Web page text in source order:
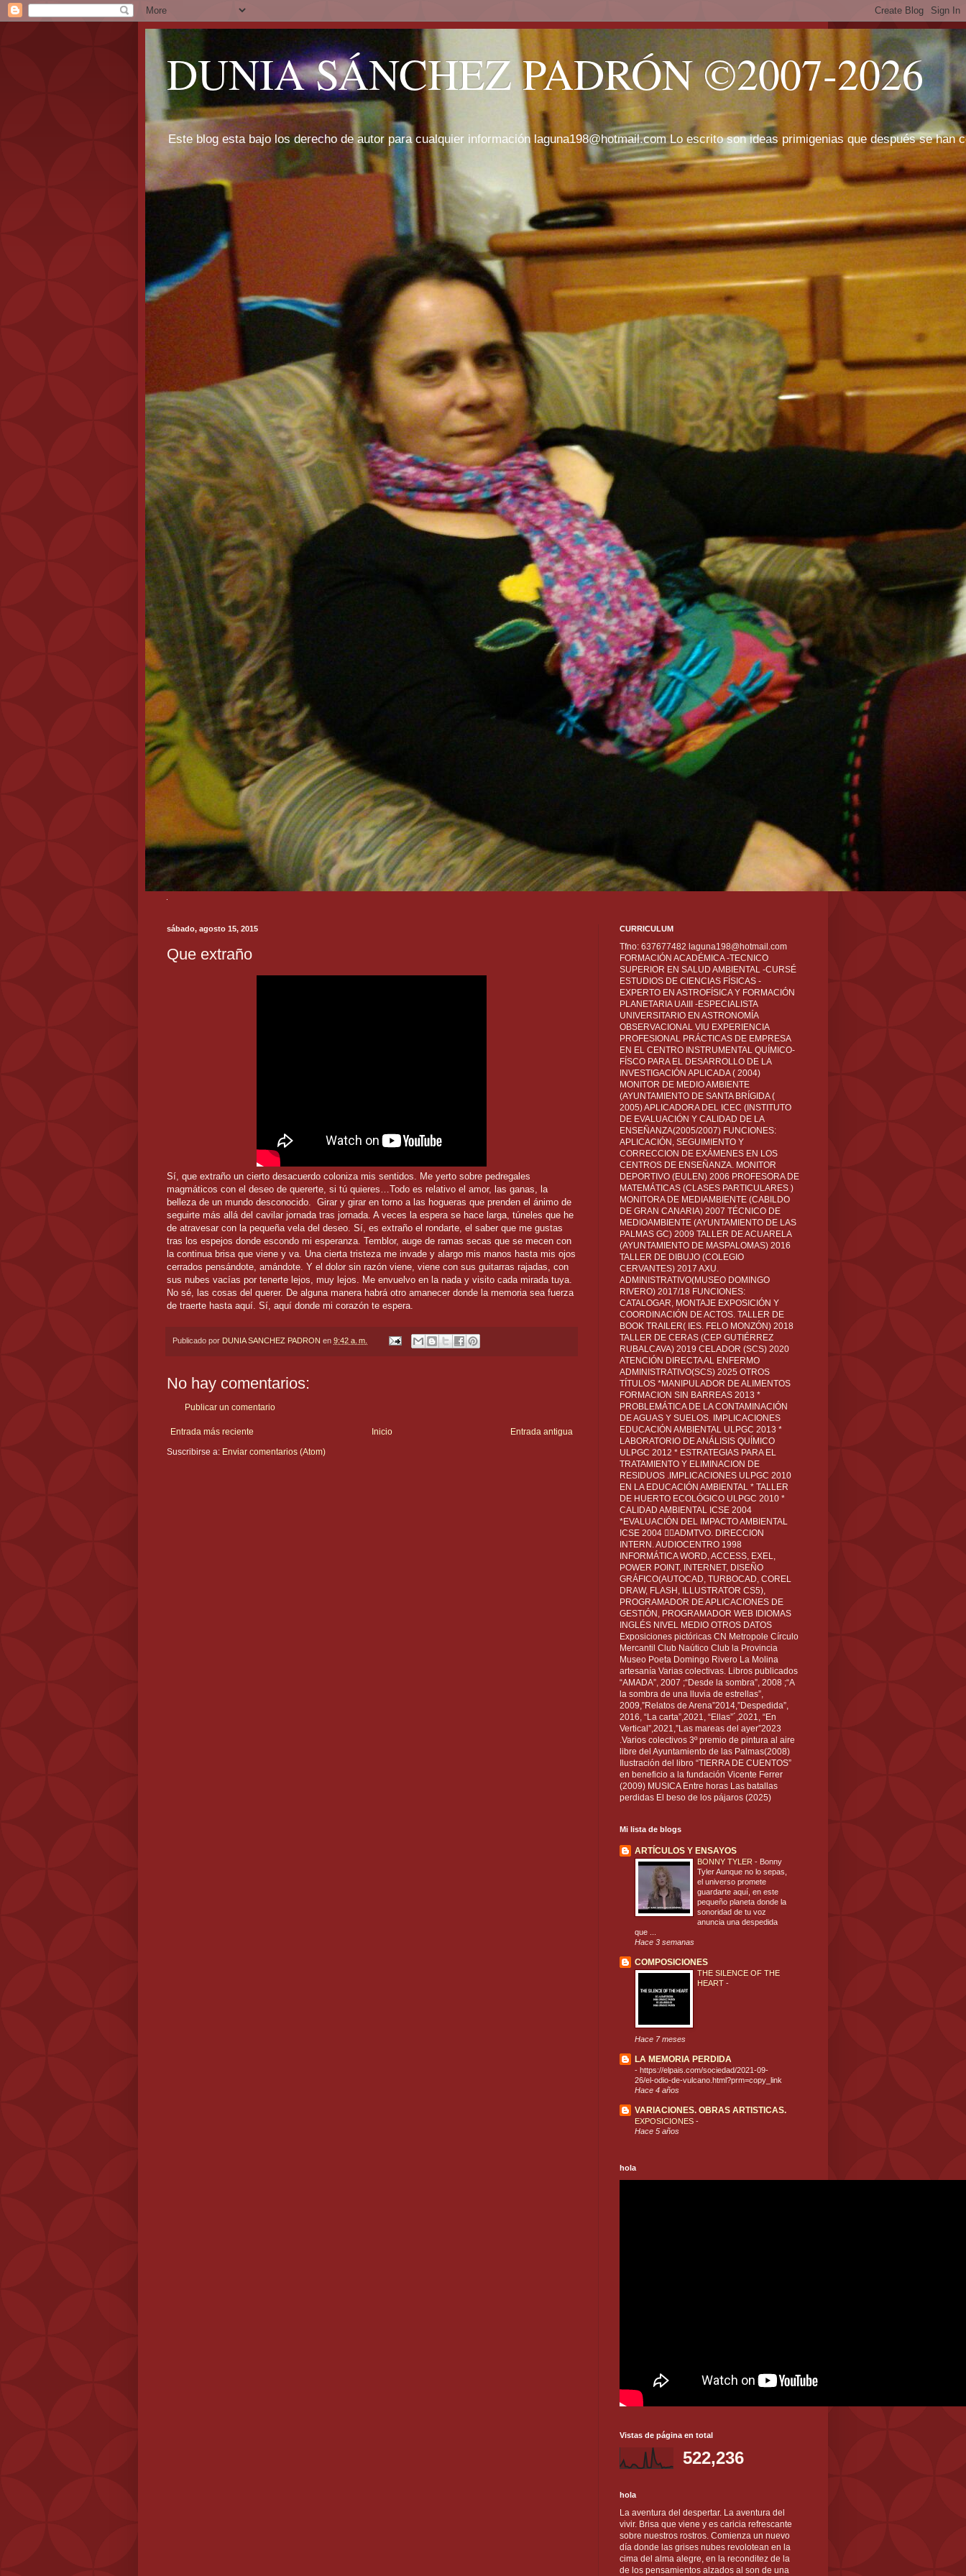
DUNIA SÁNCHEZ PADRÓN ©2007-2026
Este blog esta bajo los derecho de autor para cualquier información laguna198@hotmail.com Lo escrito son ideas primigenias que después se han
sábado, agosto 15, 2015
Que extraño
Sí, que extraño un cierto desacuerdo coloniza mis sentidos. Me yerto sobre pedregales
magmáticos con el deseo de quererte, si tú quieres…Todo es relativo el amor, las ganas, la
belleza de un mundo desconocido. Girar y girar en torno a las hogueras que prenden el ánimo de
seguirte más allá del cavilar jornada tras jornada. A veces la espera se hace larga, túneles que he
de atravesar con la pequeña vela del deseo. Sí, es extraño el rondarte, el saber que me gustas
tras los espejos donde escondo mi esperanza. Temblor, auge de ramas secas que se mecen con
la continua brisa que viene y va. Una cierta tristeza me invade y alargo mis manos hasta mis ojos
cerrados pensándote, amándote. Y el dolor sin razón viene, viene con sus guitarras rajadas, con
sus nubes vacías por tenerte lejos, muy lejos. Me envuelvo en la nada y visito cada mirada tuya.
No sé, las cosas del querer. De alguna manera habrá otro amanecer donde la memoria sea fuerza
de traerte hasta aquí. Sí, aquí donde mi corazón te espera.
Publicado por DUNIA SANCHEZ PADRON en 9:42 a. m.
No hay comentarios:
Publicar un comentario
Entrada más reciente Entrada antigua
Inicio
Suscribirse a: Enviar comentarios (Atom)
CURRICULUM
Tfno: 637677482 laguna198@hotmail.com
FORMACIÓN ACADÉMICA -TECNICO
SUPERIOR EN SALUD AMBIENTAL -CURSÉ
ESTUDIOS DE CIENCIAS FÍSICAS -
EXPERTO EN ASTROFÍSICA Y FORMACIÓN
PLANETARIA UAIII -ESPECIALISTA
UNIVERSITARIO EN ASTRONOMÍA
OBSERVACIONAL VIU EXPERIENCIA
PROFESIONAL PRÁCTICAS DE EMPRESA
EN EL CENTRO INSTRUMENTAL QUÍMICO-
FÍSCO PARA EL DESARROLLO DE LA
INVESTIGACIÓN APLICADA ( 2004)
MONITOR DE MEDIO AMBIENTE
(AYUNTAMIENTO DE SANTA BRÍGIDA (
2005) APLICADORA DEL ICEC (INSTITUTO
DE EVALUACIÓN Y CALIDAD DE LA
ENSEÑANZA(2005/2007) FUNCIONES:
APLICACIÓN, SEGUIMIENTO Y
CORRECCION DE EXÁMENES EN LOS
CENTROS DE ENSEÑANZA. MONITOR
DEPORTIVO (EULEN) 2006 PROFESORA DE
MATEMÁTICAS (CLASES PARTICULARES )
MONITORA DE MEDIAMBIENTE (CABILDO
DE GRAN CANARIA) 2007 TÉCNICO DE
MEDIOAMBIENTE (AYUNTAMIENTO DE LAS
PALMAS GC) 2009 TALLER DE ACUARELA
(AYUNTAMIENTO DE MASPALOMAS) 2016
TALLER DE DIBUJO (COLEGIO
CERVANTES) 2017 AXU.
ADMINISTRATIVO(MUSEO DOMINGO
RIVERO) 2017/18 FUNCIONES:
CATALOGAR, MONTAJE EXPOSICIÓN Y
COORDINACIÓN DE ACTOS. TALLER DE
BOOK TRAILER( IES. FELO MONZÓN) 2018
TALLER DE CERAS (CEP GUTIÉRREZ
RUBALCAVA) 2019 CELADOR (SCS) 2020
ATENCIÓN DIRECTA AL ENFERMO
ADMINISTRATIVO(SCS) 2025 OTROS
TÍTULOS *MANIPULADOR DE ALIMENTOS
FORMACION SIN BARREAS 2013 *
PROBLEMÁTICA DE LA CONTAMINACIÓN
DE AGUAS Y SUELOS. IMPLICACIONES
EDUCACIÓN AMBIENTAL ULPGC 2013 *
LABORATORIO DE ANÁLISIS QUÍMICO
ULPGC 2012 * ESTRATEGIAS PARA EL
TRATAMIENTO Y ELIMINACION DE
RESIDUOS .IMPLICACIONES ULPGC 2010
EN LA EDUCACIÓN AMBIENTAL * TALLER
DE HUERTO ECOLÓGICO ULPGC 2010 *
CALIDAD AMBIENTAL ICSE 2004
*EVALUACIÓN DEL IMPACTO AMBIENTAL
ICSE 2004 ADMTVO. DIRECCION
INTERN. AUDIOCENTRO 1998
INFORMÁTICA WORD, ACCESS, EXEL,
POWER POINT, INTERNET, DISEÑO
GRÁFICO(AUTOCAD, TURBOCAD, COREL
DRAW, FLASH, ILLUSTRATOR CS5),
PROGRAMADOR DE APLICACIONES DE
GESTIÓN, PROGRAMADOR WEB IDIOMAS
INGLÉS NIVEL MEDIO OTROS DATOS
Exposiciones pictóricas CN Metropole Círculo
Mercantil Club Naútico Club la Provincia
Museo Poeta Domingo Rivero La Molina
artesanía Varias colectivas. Libros publicados
“AMADA”, 2007 ;“Desde la sombra”, 2008 ;“A
la sombra de una lluvia de estrellas”,
2009,”Relatos de Arena”2014,”Despedida”,
2016, “La carta”,2021, “Ellas”´,2021, “En
Vertical”,2021,”Las mareas del ayer”2023
.Varios colectivos 3º premio de pintura al aire
libre del Ayuntamiento de las Palmas(2008)
Ilustración del libro “TIERRA DE CUENTOS”
en beneficio a la fundación Vicente Ferrer
(2009) MUSICA Entre horas Las batallas
perdidas El beso de los pájaros (2025)
Mi lista de blogs
ARTÍCULOS Y ENSAYOS
BONNY TYLER - Bonny
Tyler Aunque no lo sepas,
el universo promete
guardarte aquí, en este
pequeño planeta donde la
sonoridad de tu voz
anuncia una despedida
que ...
Hace 3 semanas
COMPOSICIONES
THE SILENCE OF THE
HEART -
Hace 7 meses
LA MEMORIA PERDIDA
- https://elpais.com/sociedad/2021-09-
26/el-odio-de-vulcano.html?prm=copy_link
Hace 4 años
VARIACIONES. OBRAS ARTISTICAS.
EXPOSICIONES -
Hace 5 años
hola
Vistas de página en total
522,236
hola
La aventura del despertar. La aventura del
vivir. Brisa que viene y es caricia refrescante
sobre nuestros rostros. Comienza un nuevo
día donde las grises nubes revolotean en la
cima del alma alegre, en la reconditez de la
de los pensamientos alzados al son de una